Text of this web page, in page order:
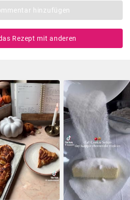
hinzufügen
Rezept mit anderen